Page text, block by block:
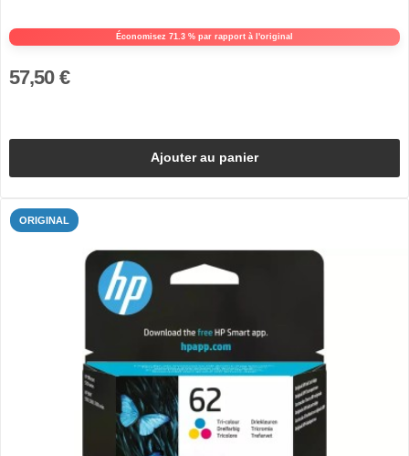
Économisez 71.3 % par rapport à l'original
57,50 €
Ajouter au panier
ORIGINAL